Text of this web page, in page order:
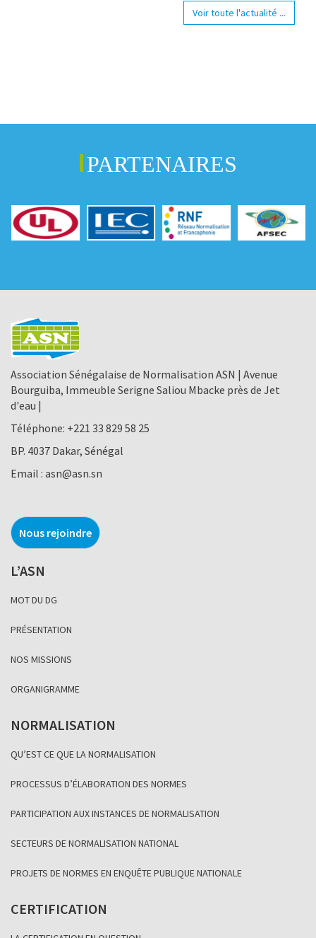
Voir toute l'actualité ...
PARTENAIRES
Association Sénégalaise de Normalisation ASN | Avenue
Bourguiba, Immeuble Serigne Saliou Mbacke près de Jet
d'eau |
Téléphone: +221 33 829 58 25
BP. 4037 Dakar, Sénégal
Email : asn@asn.sn
Nous rejoindre
L’ASN
MOT DU DG
PRÉSENTATION
NOS MISSIONS
ORGANIGRAMME
NORMALISATION
QU’EST CE QUE LA NORMALISATION
PROCESSUS D’ÉLABORATION DES NORMES
PARTICIPATION AUX INSTANCES DE NORMALISATION
SECTEURS DE NORMALISATION NATIONAL
PROJETS DE NORMES EN ENQUÊTE PUBLIQUE NATIONALE
CERTIFICATION